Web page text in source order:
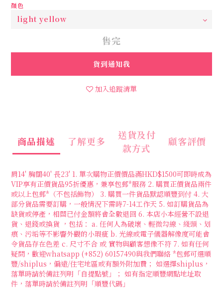
顏色
售完
貨到通知我
加入追蹤清單
商品描述 了解更多
送貨及付
款方式
顧客評價
肩14' 胸闊40' 長23' 1. 單次購物正價價品滿HKD$1500可即時成為
VIP享有正價貨品95折優惠，兼享包郵*服務 2. 購買正價貨品兩件
或以上包郵*（不包括飾物） 3. 購買一件貨品默認順豐到付 4. 大
部分貨品需要訂購，一般情況下需時7-14工作天 5. 如訂購貨品為
缺貨或停產，相關已付金額將會全數退回 6. 本店小本經營不設退
貨、退錢或換貨 ，包括： a. 任何人為破壞、輕微勾線、綫頭、划
痕、污垢等不影響外觀的小瑕疵 b. 光線或電子儀器解像度可能會
令貨品存在色差 c. 尺寸不合 或 實物與顧客想像不符 7. 如有任何
疑問，歡迎whatsapp (+852) 60157490與我們聯絡 *包郵可選順
豐/shiplus，偏遠/住宅地區或有額外附加費； 如選擇shiplus，
落單時請於備註列明「自提點號」； 如有指定順豐網點地址取
件，落單時請於備註列明「順豐代碼」